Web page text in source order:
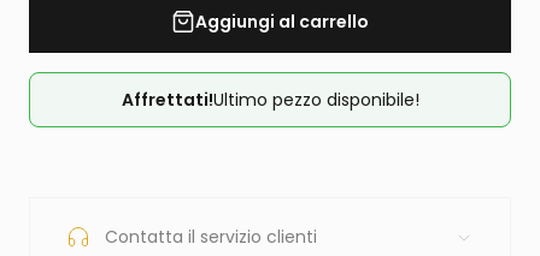
Aggiungi al carrello
Affrettati!Ultimo pezzo disponibile!
Contatta il servizio clienti